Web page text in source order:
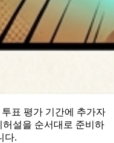
투표 평가 기간에 추가자
허설을 순서대로 준비하
다.